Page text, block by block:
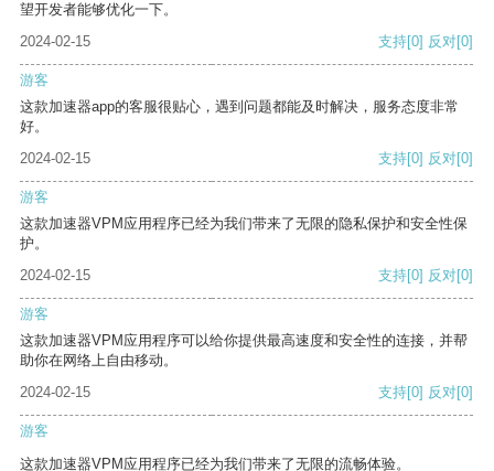
望开发者能够优化一下。
2024-02-15
支持[0] 反对[0]
游客
这款加速器app的客服很贴心，遇到问题都能及时解决，服务态度非常
好。
2024-02-15
支持[0] 反对[0]
游客
这款加速器VPM应用程序已经为我们带来了无限的隐私保护和安全性保
护。
2024-02-15
支持[0] 反对[0]
游客
这款加速器VPM应用程序可以给你提供最高速度和安全性的连接，并帮
助你在网络上自由移动。
2024-02-15
支持[0] 反对[0]
游客
这款加速器VPM应用程序已经为我们带来了无限的流畅体验。